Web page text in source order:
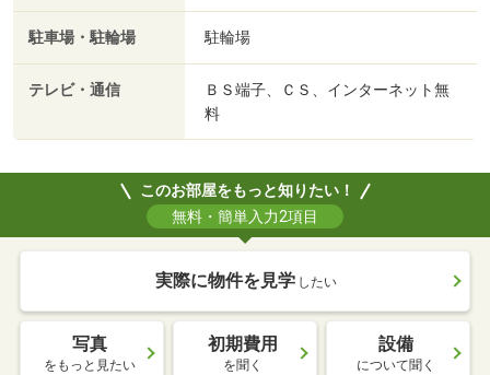
駐車場・駐輪場 駐輪場
テレビ・通信
ＢＳ端子、ＣＳ、インターネット無
料
このお部屋をもっと知りたい！
無料・簡単入力2項目
実際に物件を見学 したい
写真
をもっと見たい
初期費用
を聞く
設備
について聞く